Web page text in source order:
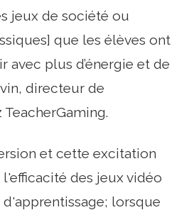
jeux de société ou
que les élèves ont
avec plus d’énergie et de
directeur de
et cette excitation
des jeux vidéo
lorsque